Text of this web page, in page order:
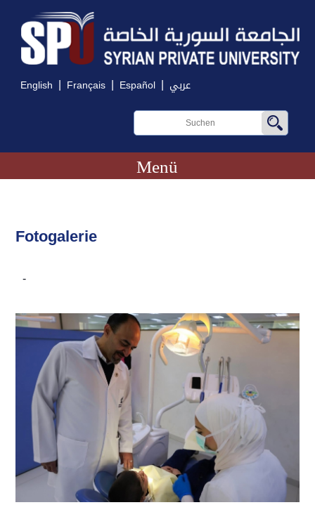
English | Français | Español | عربي
Menü
Fotogalerie
-